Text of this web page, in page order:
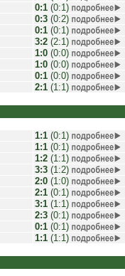
0:1 (0:1)
0:3 (0:2)
0:1 (0:1)
3:2 (2:1)
1:0 (0:0)
1:0 (0:0)
0:1 (0:0)
2:1 (1:1)
1:1 (0:1)
1:1 (0:1)
1:2 (1:1)
3:3 (1:2)
2:0 (1:0)
2:1 (0:1)
3:1 (1:1)
2:3 (0:1)
0:1 (0:1)
1:1 (1:1)